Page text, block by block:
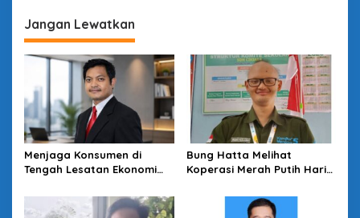
g
a
p
o
s
Jangan Lewatkan
Menjaga Konsumen di
Tengah Lesatan Ekonomi
Bung Hatta Melihat
Koperasi Merah Putih Hari